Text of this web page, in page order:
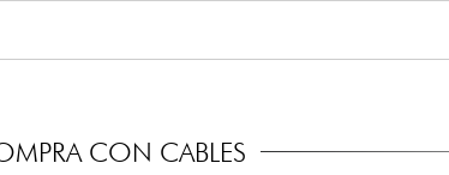
CON CABLES